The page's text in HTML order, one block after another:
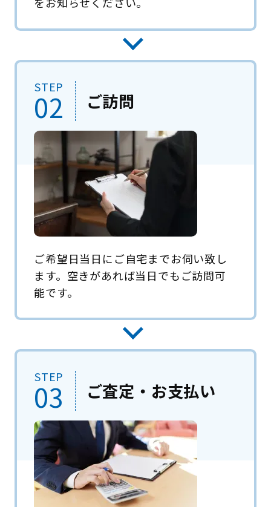
STEP
02 ご訪問
ご希望日当日にご自宅までお伺い致し
ます。空きがあれば当日でもご訪問可
能です。
STEP
03 ご査定・お支払い